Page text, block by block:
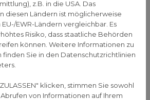
können ebenfalls
begünstigen. Dazu
Diabetes, Magen-Darm-
Morbus Crohn oder Zöliakie)
die entweder die
die Nieren verstärken.
z.B. in die USA. Das
diesen Ländern ist möglicherweise
EWR-Ländern vergleichbar. Es
Risiko, dass staatliche Behörden
können. Weitere Informationen zu
finden Sie in den Datenschutzrichtlinien
klicken, stimmen Sie sowohl
von Informationen auf Ihrem